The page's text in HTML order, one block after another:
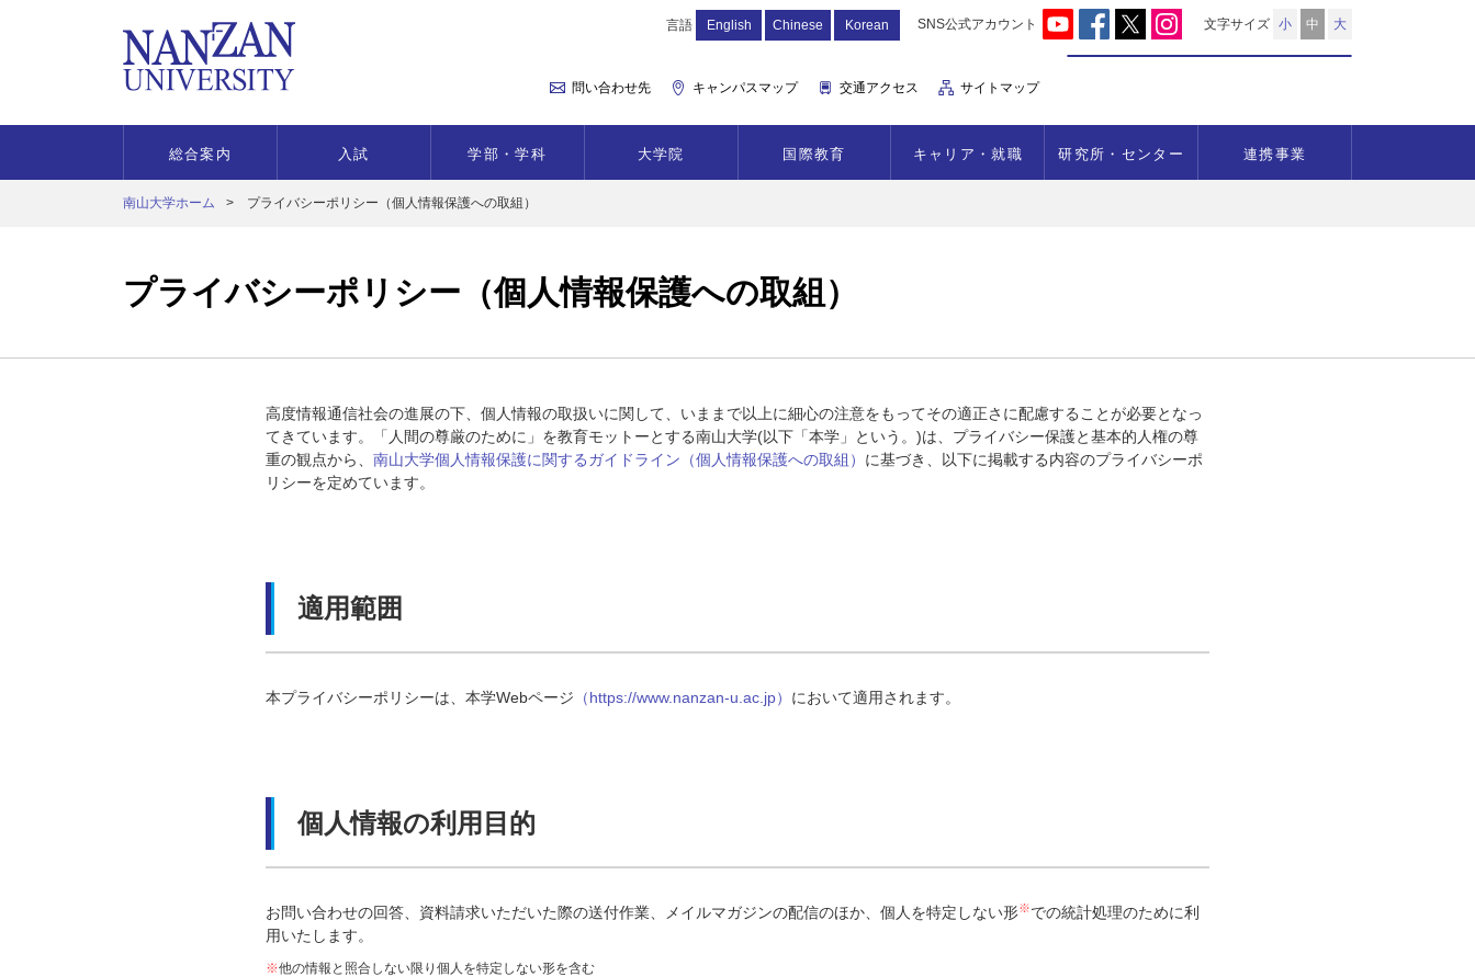
文字サイズ 小 中 大
SNS公式アカウント
問い合わせ先 キャンパスマップ 交通アクセス サイトマップ
総合案内 入試 学部・学科 大学院 国際教育 キャリア・就職 研究所・センター 連携事業
言語 English Chinese Korean
南山大学ホーム プライバシーポリシー（個人情報保護への取組）
プライバシーポリシー（個人情報保護への取組）
高度情報通信社会の進展の下、個人情報の取扱いに関して、いままで以上に細心の注意をもってその適正さに配慮することが必要となっ
てきています。「人間の尊厳のために」を教育モットーとする南山大学(以下「本学」という。)は、プライバシー保護と基本的人権の尊
重の観点から、 南山大学個人情報保護に関するガイドライン（個人情報保護への取組） に基づき、以下に掲載する内容のプライバシーポ
リシーを定めています。
適用範囲
本プライバシーポリシーは、本学Webページ （https://www.nanzan-u.ac.jp） において適用されます。
個人情報の利用目的
お問い合わせの回答、資料請求いただいた際の送付作業、メイルマガジンの配信のほか、個人を特定しない形※での統計処理のために利
用いたします。
※他の情報と照合しない限り個人を特定しない形を含む